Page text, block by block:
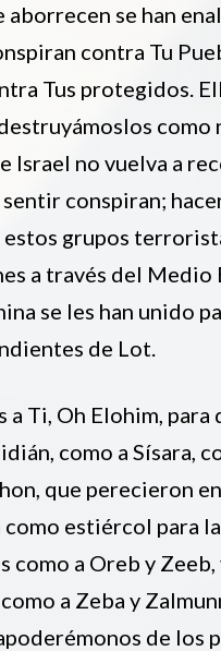
aborrecen se han
contra Tu
Tus protegidos.
como
Israel no vuelva a
conspiran;
grupos
a través del Medio
se les han unido
de Lot.
a Ti, Oh Elohim,
como a Sísara,
que perecieron
estiércol para
como a Oreb y Zeeb,
a Zeba y
de los